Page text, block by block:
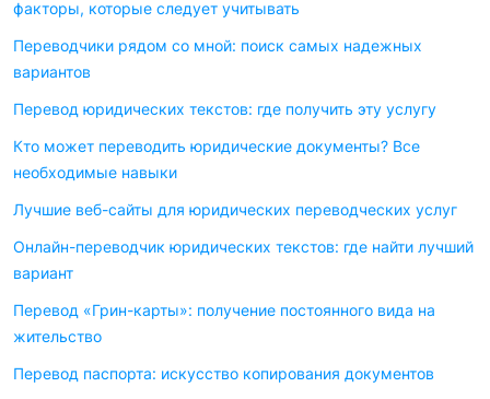
факторы, которые следует учитывать
Переводчики рядом со мной: поиск самых надежных
вариантов
Перевод юридических текстов: где получить эту услугу
Кто может переводить юридические документы? Все
необходимые навыки
Лучшие веб-сайты для юридических переводческих услуг
Онлайн-переводчик юридических текстов: где найти лучший
вариант
Перевод «Грин-карты»: получение постоянного вида на
жительство
Перевод паспорта: искусство копирования документов